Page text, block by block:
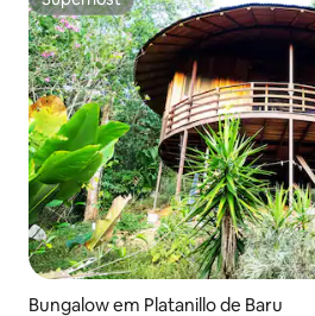
Superhost
Bungalow em Platanillo de Baru